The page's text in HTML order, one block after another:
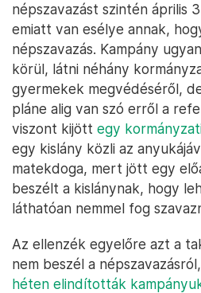
népszavazást szintén április
emiatt van esélye annak,
népszavazás. Kampány
körül, látni néhány
gyermekek megvédéséről,
pláne alig van szó erről a
viszont kijött egy
egy kislány közli az
matekdoga, mert jött egy
beszélt a kislánynak, hogy
láthatóan nemmel fog
Az ellenzék egyelőre azt a
nem beszél a
héten elindították